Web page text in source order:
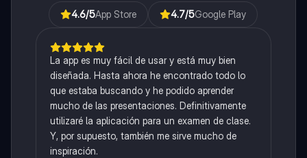
4.6/5App Store 4.7/5Google Play
La app es muy fácil de usar y está muy bien
diseñada. Hasta ahora he encontrado todo lo
que estaba buscando y he podido aprender
mucho de las presentaciones. Definitivamente
utilizaré la aplicación para un examen de clase.
Y, por supuesto, también me sirve mucho de
inspiración.